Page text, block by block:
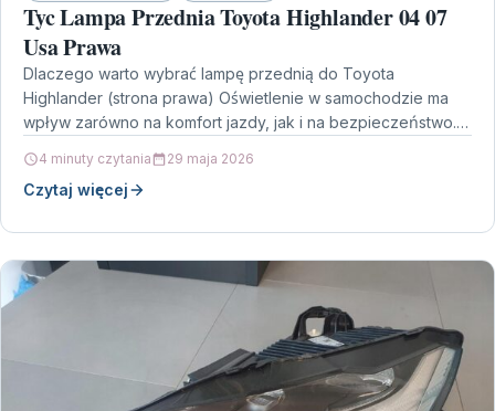
Tyc Lampa Przednia Toyota Highlander 04 07
Usa Prawa
Dlaczego warto wybrać lampę przednią do Toyota
Highlander (strona prawa) Oświetlenie w samochodzie ma
wpływ zarówno na komfort jazdy, jak i na bezpieczeństwo.
4 minuty czytania 29 maja 2026
Czytaj więcej